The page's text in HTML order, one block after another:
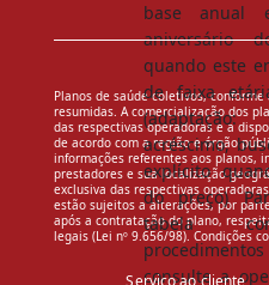
base
aniversário
quando este
de faixa
acréscimo,
explícito
do preço)
tabela
consulte a
Planos de saúde coletivos,
resumidas. A comercialização dos
das respectivas operadoras e a
de acordo com a região e órgão
informações referentes aos planos,
prestadores e sua localização
exclusiva das respectivas
estão sujeitos a alterações, por
após a contratação do plano,
legais (Lei nº 9.656/98). Condições